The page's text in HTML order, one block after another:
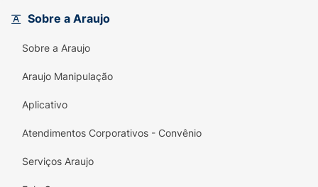
disposição, foco e bem-estar, mesmo nos
vida! Invista na sua saúde com Targifor e
descubra um novo jeito de cuidar de si
todos os dias!
Sobre a Araujo
Sobre a Araujo
Araujo Manipulação
Aplicativo
Atendimentos Corporativos - Convênio
Serviços Araujo